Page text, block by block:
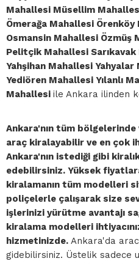
Mahallesi Müsellim
Ömerağa Mahallesi
Osmansin Mahallesi Özmüş
Pelitçik Mahallesi
Yahşihan Mahallesi
Yediören Mahallesi Yılanlı
Mahallesi ile Ankara ilinden
Ankara'nın tüm bölgelerinde
araç kiralayabilir ve en çok
Ankara'nın istediği gibi
edebilirsiniz. Yüksek
kiralamanın tüm modelleri
poliçelerle çalışarak size
işlerinizi yürütme avantajı
kiralama modelleri
hizmetinizde. Ankara'da
gidebilirsiniz. Üstelik sadece